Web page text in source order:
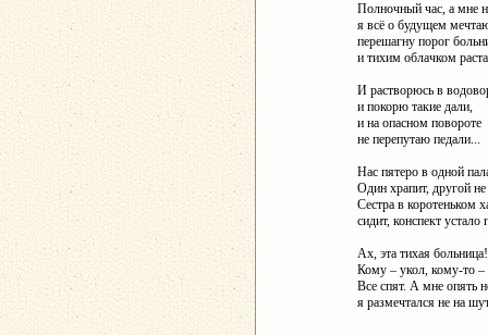
Полночный час, а мне
я всё о будущем
перешагну порог
и тихим облачком
И растворюсь в
и покорю такие дали,
и на опасном повороте
не перепутаю педали...
Нас пятеро в одной
Один храпит, другой
Сестра в коротеньком
сидит, конспект устало
Ах, эта тихая больница!
Кому – укол, кому-то –
Все спят. А мне опять
я размечтался не на